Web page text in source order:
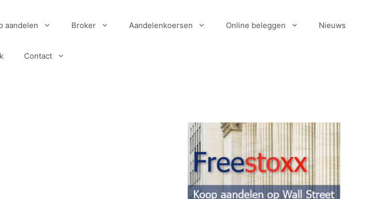
aandelen Broker Aandelenkoersen Online beleggen Nieuws
Contact